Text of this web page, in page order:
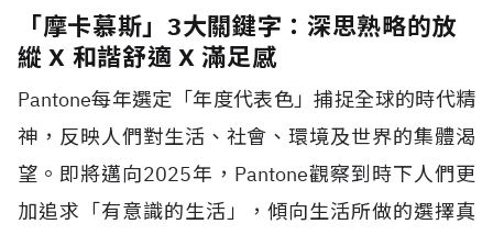
「摩卡慕斯」3大關鍵字：深思熟略的放
縱 X 和諧舒適 X 滿足感
Pantone每年選定「年度代表色」捕捉全球的時代精
神，反映人們對生活、社會、環境及世界的集體渴
望。即將邁向2025年， Pantone觀察到時下人們更
加追求「有意識的生活」，傾向生活所做的選擇真